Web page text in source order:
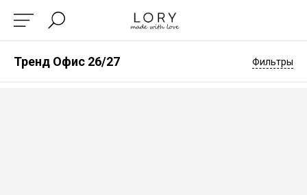
Тренд Офис 26/27 Фильтры